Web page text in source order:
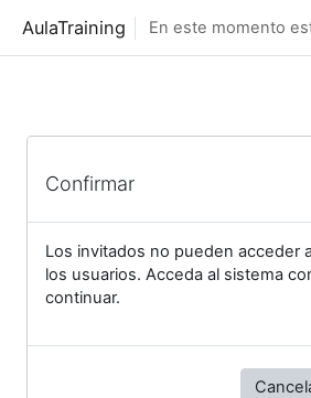
AulaTraining En este momento
Confirmar
Los invitados no pueden acceder
los usuarios. Acceda al sistema
continuar.